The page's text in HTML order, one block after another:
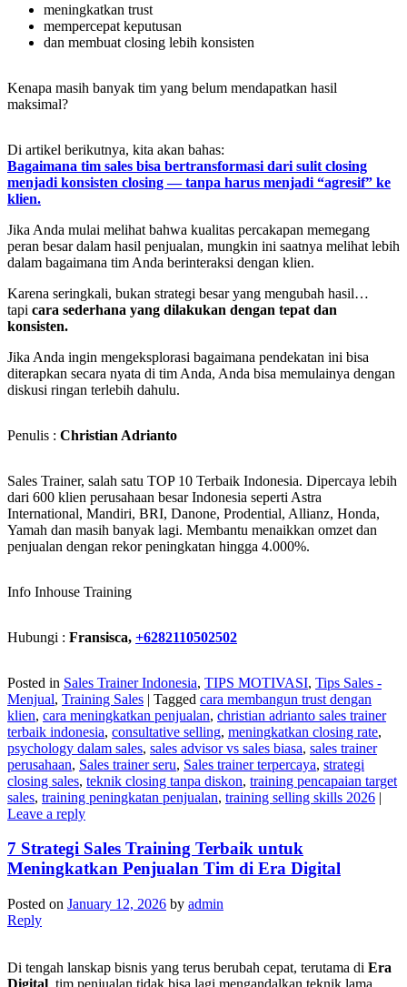
meningkatkan trust
mempercepat keputusan
dan membuat closing lebih konsisten
Kenapa masih banyak tim yang belum mendapatkan hasil
maksimal?
Di artikel berikutnya, kita akan bahas:
Bagaimana tim sales bisa bertransformasi dari sulit closing
menjadi konsisten closing — tanpa harus menjadi “agresif” ke
klien.
Jika Anda mulai melihat bahwa kualitas percakapan memegang
peran besar dalam hasil penjualan, mungkin ini saatnya melihat lebih
dalam bagaimana tim Anda berinteraksi dengan klien.
Karena seringkali, bukan strategi besar yang mengubah hasil…
tapi cara sederhana yang dilakukan dengan tepat dan
konsisten.
Jika Anda ingin mengeksplorasi bagaimana pendekatan ini bisa
diterapkan secara nyata di tim Anda, Anda bisa memulainya dengan
diskusi ringan terlebih dahulu.
Penulis : Christian Adrianto
Sales Trainer, salah satu TOP 10 Terbaik Indonesia. Dipercaya lebih
dari 600 klien perusahaan besar Indonesia seperti Astra
International, Mandiri, BRI, Danone, Prodential, Allianz, Honda,
Yamah dan masih banyak lagi. Membantu menaikkan omzet dan
penjualan dengan rekor peningkatan hingga 4.000%.
Info Inhouse Training
Hubungi : Fransisca, +6282110502502
Posted in Sales Trainer Indonesia, TIPS MOTIVASI, Tips Sales -
Menjual, Training Sales | Tagged cara membangun trust dengan
klien, cara meningkatkan penjualan, christian adrianto sales trainer
terbaik indonesia, consultative selling, meningkatkan closing rate,
psychology dalam sales, sales advisor vs sales biasa, sales trainer
perusahaan, Sales trainer seru, Sales trainer terpercaya, strategi
closing sales, teknik closing tanpa diskon, training pencapaian target
sales, training peningkatan penjualan, training selling skills 2026 |
Leave a reply
7 Strategi Sales Training Terbaik untuk
Meningkatkan Penjualan Tim di Era Digital
Posted on January 12, 2026 by admin
Reply
Di tengah lanskap bisnis yang terus berubah cepat, terutama di Era